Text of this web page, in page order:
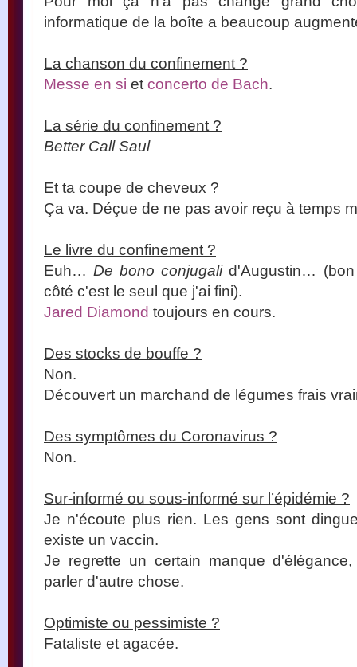
informatique de la boîte a beaucoup
La chanson du confinement ?
Messe en si et concerto de Bach.
La série du confinement ?
Better Call Saul
Et ta coupe de cheveux ?
Ça va. Déçue de ne pas avoir reçu à temps
Le livre du confinement ?
Euh…De bono conjugalid'Augustin… (bon
côté c'est le seul que j'ai fini).
Jared Diamond toujours en cours.
Des stocks de bouffe ?
Non.
Découvert un marchand de légumes frais
Des symptômes du Coronavirus ?
Non.
Sur-informé ou sous-informé sur l’épidémie ?
Je n'écoute plus rien. Les gens sont
existe un vaccin.
Je regrette un certain manque
parler d'autre chose.
Optimiste ou pessimiste ?
Fataliste et agacée.